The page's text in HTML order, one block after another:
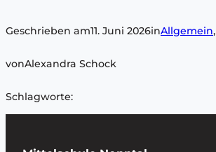
Geschrieben am11. Juni 2026inAllgemein,
vonAlexandra Schock
Schlagworte: